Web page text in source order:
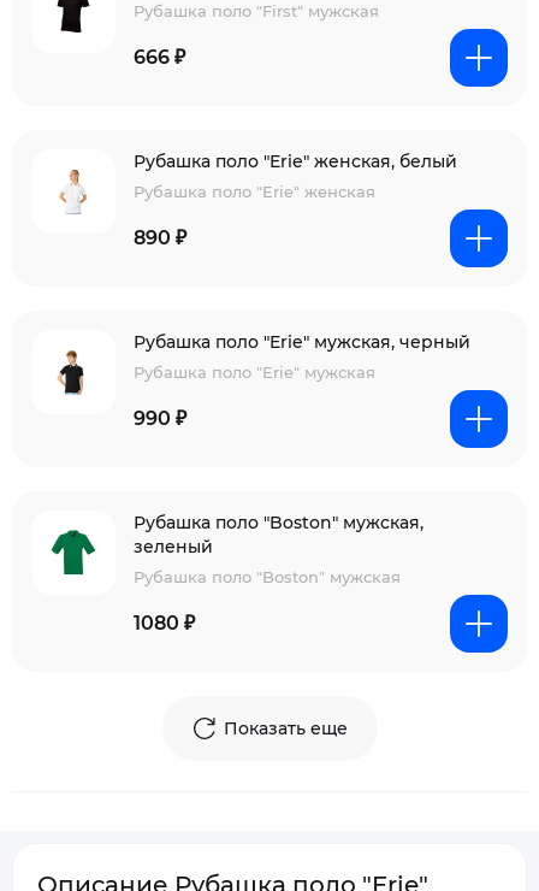
Рубашка поло "First" мужская
666 ₽
Рубашка поло "Erie" женская, белый
Рубашка поло "Erie" женская
890 ₽
Рубашка поло "Erie" мужская, черный
Рубашка поло "Erie" мужская
990 ₽
Рубашка поло "Boston" мужская,
зеленый
Рубашка поло "Boston" мужская
1080 ₽
Показать еще
Описание Рубашка поло "Erie"